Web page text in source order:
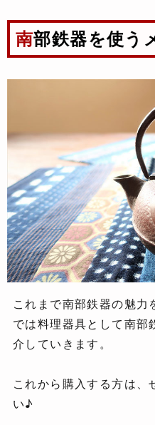
南部鉄器を使う
これまで南部鉄器の魅力
では料理器具として南部
介していきます。
これから購入する方は、
い♪